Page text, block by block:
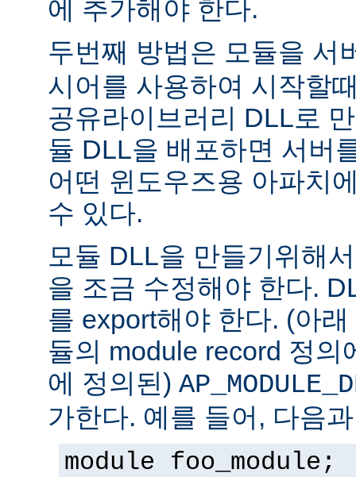
에 추가해야 한다.
두번째 방법은 모듈을 서
시어를 사용하여 시작할
공유라이브러리 DLL로
듈 DLL을 배포하면 서버
어떤 윈도우즈용 아파치
수 있다.
모듈 DLL을 만들기위해
을 조금 수정해야 한다.
를 export해야 한다. (아
듈의 module record 정의
에 정의된)
가한다. 예를 들어, 다음
module foo_module;